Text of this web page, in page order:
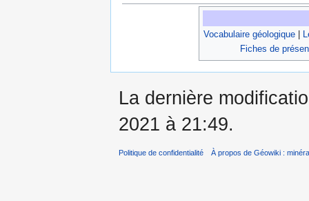
Vocabulaire géologique|
Fiches de
La dernière
2021 à 21:49.
Politique de confidentialité À propos de Géowiki :